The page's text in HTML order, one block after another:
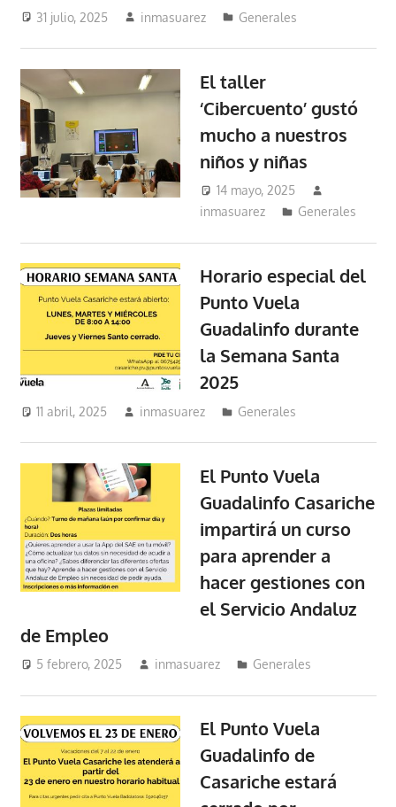
31 julio, 2025 inmasuarez Generales
El taller
‘Cibercuento’ gustó
mucho a nuestros
niños y niñas
14 mayo, 2025
inmasuarez
Generales
Horario especial del
Punto Vuela
Guadalinfo durante
la Semana Santa
2025
11 abril, 2025 inmasuarez Generales
El Punto Vuela
Guadalinfo Casariche
impartirá un curso
para aprender a
hacer gestiones con
el Servicio Andaluz
de Empleo
5 febrero, 2025 inmasuarez Generales
El Punto Vuela
Guadalinfo de
Casariche estará